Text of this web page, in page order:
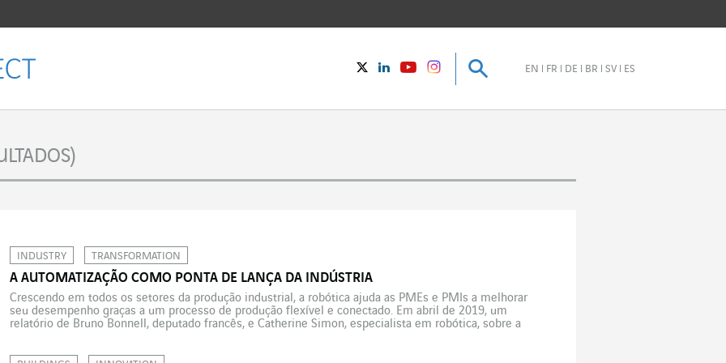
TwitterLinkedInYoutubeinstagram Pesquisar
EN FR DE BR SV ES
Pesquisar
INDUSTRY TRANSFORMATION
A AUTOMATIZAÇÃO COMO PONTA DE LANÇA DA INDÚSTRIA
Crescendo em todos os setores da produção industrial, a robótica ajuda as PMEs e PMIs a melhorar
seu desempenho graças a um processo de produção flexível e conectado. Em abril de 2019, um
relatório de Bruno Bonnell, deputado francês, e Catherine Simon, especialista em robótica, sobre a